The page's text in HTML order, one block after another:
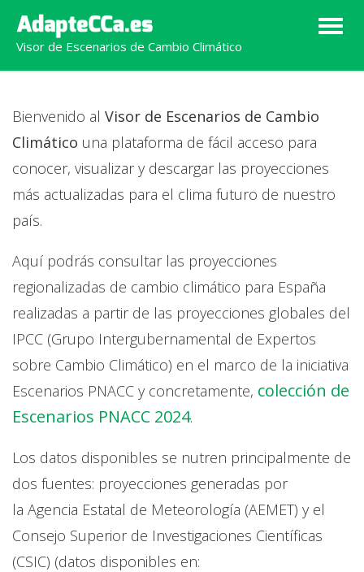
Visor de Escenarios de Cambio Climático
Bienvenido al Visor de Escenarios de Cambio
Climático una plataforma de fácil acceso para
conocer, visualizar y descargar las proyecciones
más actualizadas para el clima futuro de nuestro
país.
Aquí podrás consultar las proyecciones
regionalizadas de cambio climático para España
realizadas a partir de las proyecciones globales del
IPCC (Grupo Intergubernamental de Expertos
sobre Cambio Climático) en el marco de la iniciativa
Escenarios PNACC y concretamente, colección de
Escenarios PNACC 2024.
Los datos disponibles se nutren principalmente de
dos fuentes: proyecciones generadas por
la Agencia Estatal de Meteorología (AEMET) y el
Consejo Superior de Investigaciones Científicas
(CSIC) (datos disponibles en: